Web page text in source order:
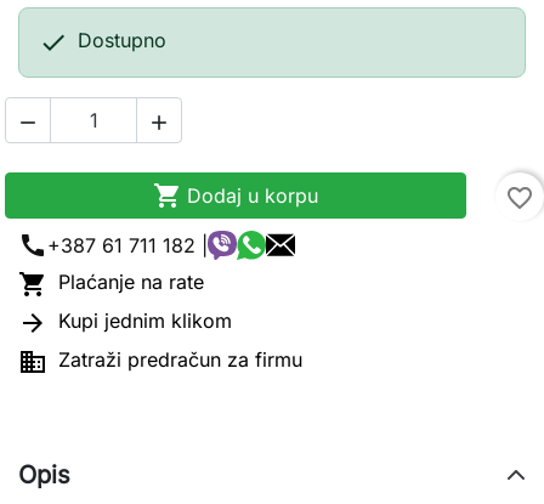
 Dostupno
 
 Dodaj u korpu
favorite_border
call +387 61 711 182 |
 Plaćanje na rate
 Kupi jednim klikom
 Zatraži predračun za firmu
Opis